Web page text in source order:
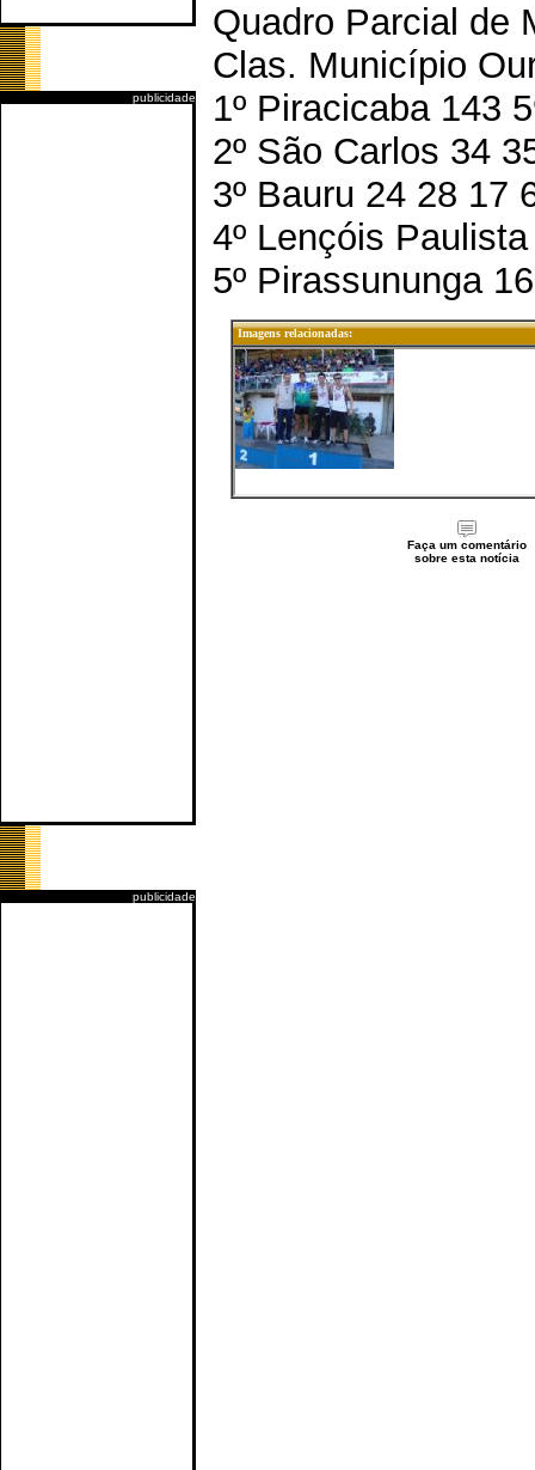
publicidade
publicidade
Quadro Parcial de
Clas. Município
1º Piracicaba 143
2º São Carlos 34
3º Bauru 24 28 17
4º Lençóis
5º Pirassununga
Imagens relacionadas:
Faça um comentário
sobre esta notícia